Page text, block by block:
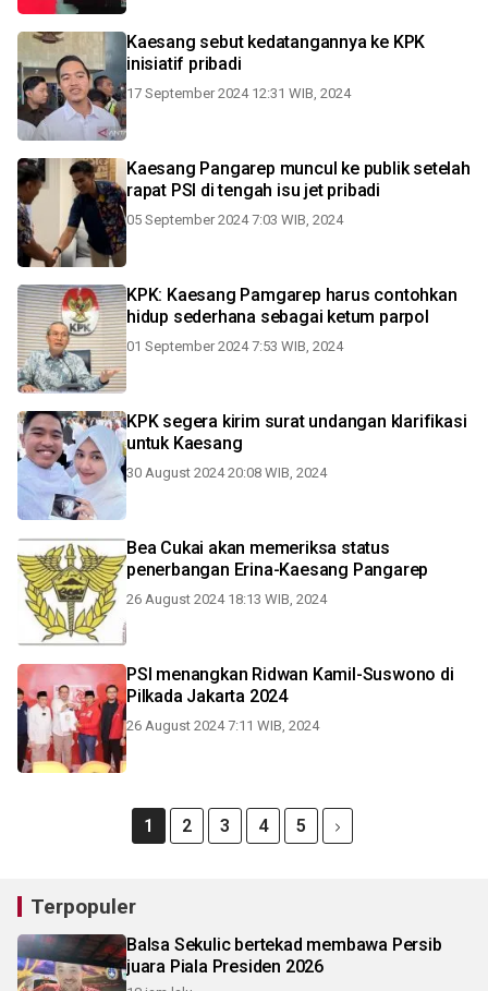
Kaesang sebut kedatangannya ke KPK
inisiatif pribadi
17 September 2024 12:31 WIB, 2024
Kaesang Pangarep muncul ke publik setelah
rapat PSI di tengah isu jet pribadi
05 September 2024 7:03 WIB, 2024
KPK: Kaesang Pamgarep harus contohkan
hidup sederhana sebagai ketum parpol
01 September 2024 7:53 WIB, 2024
KPK segera kirim surat undangan klarifikasi
untuk Kaesang
30 August 2024 20:08 WIB, 2024
Bea Cukai akan memeriksa status
penerbangan Erina-Kaesang Pangarep
26 August 2024 18:13 WIB, 2024
PSI menangkan Ridwan Kamil-Suswono di
Pilkada Jakarta 2024
26 August 2024 7:11 WIB, 2024
1 2 3 4 5
Terpopuler
Balsa Sekulic bertekad membawa Persib
juara Piala Presiden 2026